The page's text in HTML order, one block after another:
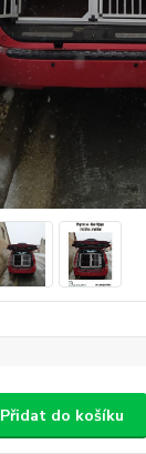
Přidat do košíku